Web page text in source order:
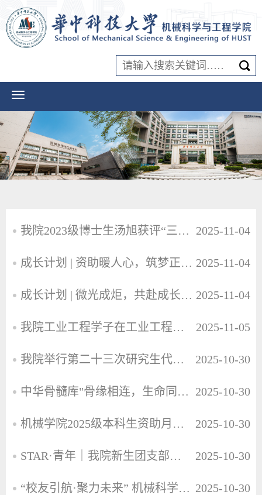
我院2023级博士生汤旭获评“三好学生标兵（研究生）”荣誉称号 2025-11-04
成长计划 | 资助暖人心，筑梦正当时：机械2507班资助月活动圆满结束 2025-11-04
成长计划 | 微光成炬，共赴成长！走进本科2024级优秀班级和优秀寝室 2025-11-04
我院工业工程学子在工业工程与精益管理创新赛中斩获佳绩 2025-11-05
我院举行第二十三次研究生代表大会 2025-10-30
中华骨髓库"骨缘相连，生命同行"——中华骨髓库活动顺利开展 2025-10-30
机械学院2025级本科生资助月主题活动圆满成功 2025-10-30
STAR·青年｜我院新生团支部骨干培训班顺利召开 2025-10-30
“校友引航·聚力未来” 机械科学与工程学院杰出校友分享交流会 2025-10-30